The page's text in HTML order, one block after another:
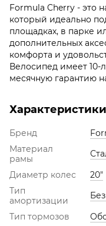
Formula Cherry - это
который идеально
площадках, в парке
дополнительных
комфорта и
Велосипед имеет 10-
месячную гарантию
Характеристики
Бренд
Материал
рамы
Диаметр колес
20"
Тип
амортизации
Тип тормозов